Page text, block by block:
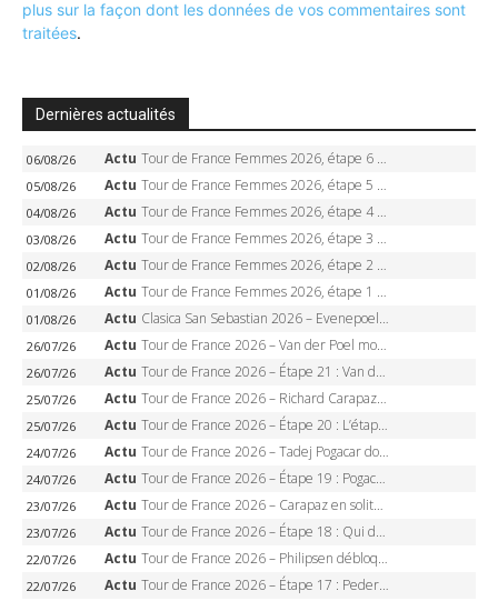
plus sur la façon dont les données de vos commentaires sont
traitées.
Dernières actualités
06/08/26 Actu Tour de France Femmes 2026, étape 6 – Kim Le Court-Pienaar gagne à Tournon, Reusser en jaune
05/08/26 Actu Tour de France Femmes 2026, étape 5 – Demi Vollering gagne à Belleville, Reusser en jaune, Ferrand-Prévot coule
04/08/26 Actu Tour de France Femmes 2026, étape 4 – Marlen Reusser écrase le chrono, Ferrand-Prévot en crise
03/08/26 Actu Tour de France Femmes 2026, étape 3 – Sigrid Haugset en solitaire, 88 km d’échappée, maillot jaune
02/08/26 Actu Tour de France Femmes 2026, étape 2 – Lorena Wiebes doublé à Genève, Markus héroïque, 7e record
01/08/26 Actu Tour de France Femmes 2026, étape 1 – Lorena Wiebes intouchable à Lausanne, premier maillot jaune
01/08/26 Actu Clasica San Sebastian 2026 – Evenepoel recordman, 4e victoire, Carapaz battu au sprint
26/07/26 Actu Tour de France 2026 – Van der Poel monumental à Paris, Pogacar égale le record des cinq sacres
26/07/26 Actu Tour de France 2026 – Étape 21 : Van der Poel, Pogacar, qui succédera à Wout van Aert sur les Champs-Elysées ?
25/07/26 Actu Tour de France 2026 – Richard Carapaz roi des Alpes, doublé et maillot à pois, Seixas perd le podium
25/07/26 Actu Tour de France 2026 – Étape 20 : L’étape reine, Galibier, Sarenne, Alpe d’Huez, qui succédera à Pogacar ?
24/07/26 Actu Tour de France 2026 – Tadej Pogacar dompte l’Alpe d’Huez, 5e victoire, record de Pantani pulvérisé
24/07/26 Actu Tour de France 2026 – Étape 19 : Pogacar peut-il enfin dompter l’Alpe d’Huez ?
23/07/26 Actu Tour de France 2026 – Carapaz en solitaire à Orcières-Merlette, Paret-Peintre à un point du maillot à pois
23/07/26 Actu Tour de France 2026 – Étape 18 : Qui domptera Orcières-Merlette, première marche vers l’Alpe d’Huez ?
22/07/26 Actu Tour de France 2026 – Philipsen débloque son compteur à Voiron, Pedersen en danger pour le maillot vert
22/07/26 Actu Tour de France 2026 – Étape 17 : Pedersen peut-il verrouiller le maillot vert à Voiron ?